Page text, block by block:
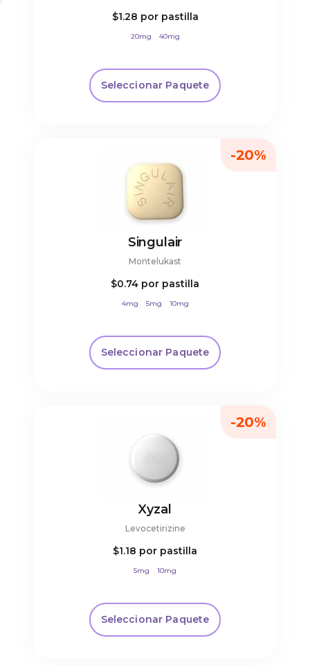
$1.28 por pastilla
20mg 40mg
Seleccionar Paquete
Singulair
Montelukast
$0.74 por pastilla
4mg 5mg 10mg
Seleccionar Paquete
-20%
Xyzal
Levocetirizine
$1.18 por pastilla
5mg 10mg
Seleccionar Paquete
-20%